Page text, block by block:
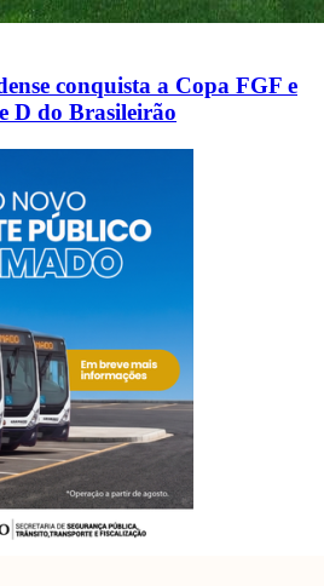
conquista a Copa FGF e
D do Brasileirão